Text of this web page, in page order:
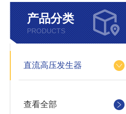
产品分类
PRODUCTS
直流高压发生器
查看全部